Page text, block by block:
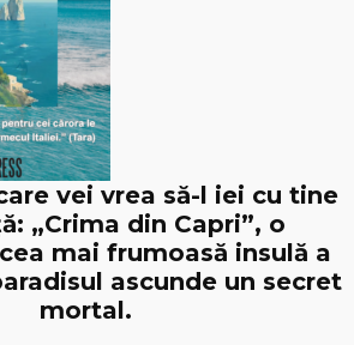
vei vrea să-l iei cu tine
„Crima din Capri”, o
mai frumoasă insulă a
ascunde un secret
mortal.